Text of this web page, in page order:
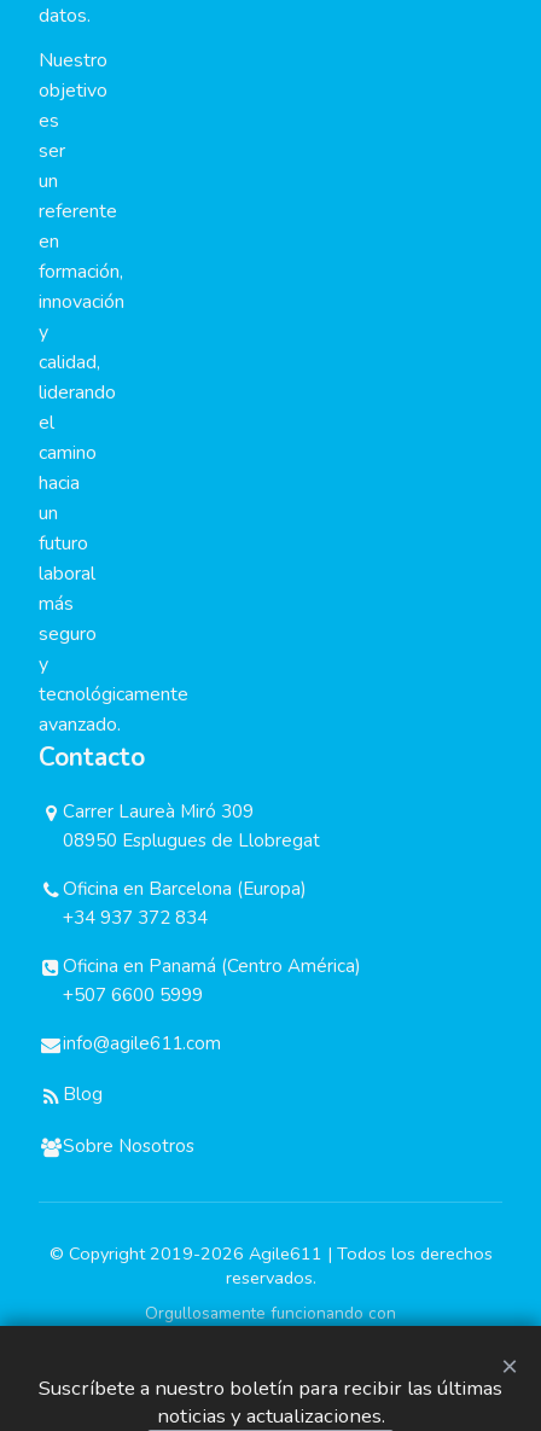
datos.
Nuestro
objetivo
es
ser
un
referente
en
formación,
innovación
y
calidad,
liderando
el
camino
hacia
un
futuro
laboral
más
seguro
y
tecnológicamente
avanzado.
Contacto
Carrer Laureà Miró 309
08950 Esplugues de Llobregat
Oficina en Barcelona (Europa)
+34 937 372 834
Oficina en Panamá (Centro América)
+507 6600 5999
info@agile611.com
Blog
Sobre Nosotros
© Copyright 2019-2026 Agile611 | Todos los derechos
reservados.
Orgullosamente funcionando con
Suscríbete a nuestro boletín para recibir las últimas
noticias y actualizaciones.
×